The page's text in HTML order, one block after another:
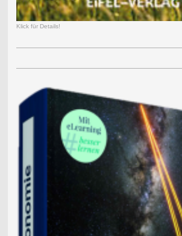
Klick für Details!